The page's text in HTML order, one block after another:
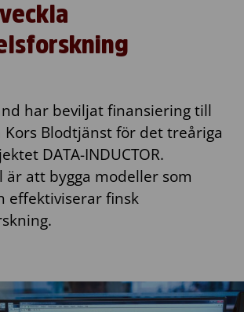
har beviljat finansiering till
Kors Blodtjänst för det treåriga
DATA-INDUCTOR.
är att bygga modeller som
effektiviserar finsk